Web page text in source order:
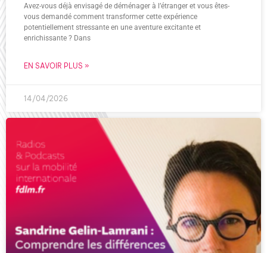
Avez-vous déjà envisagé de déménager à l’étranger et vous êtes-
vous demandé comment transformer cette expérience
potentiellement stressante en une aventure excitante et
enrichissante ? Dans
EN SAVOIR PLUS »
14/04/2026